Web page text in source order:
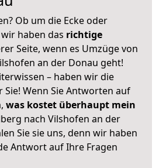
Ob um die Ecke oder
haben das richtige
Seite, wenn es Umzüge von
an der Donau geht!
– haben wir die
Wenn Sie Antworten auf
was kostet überhaupt mein
nach Vilshofen an der
Sie sie uns, denn wir haben
Antwort auf Ihre Fragen